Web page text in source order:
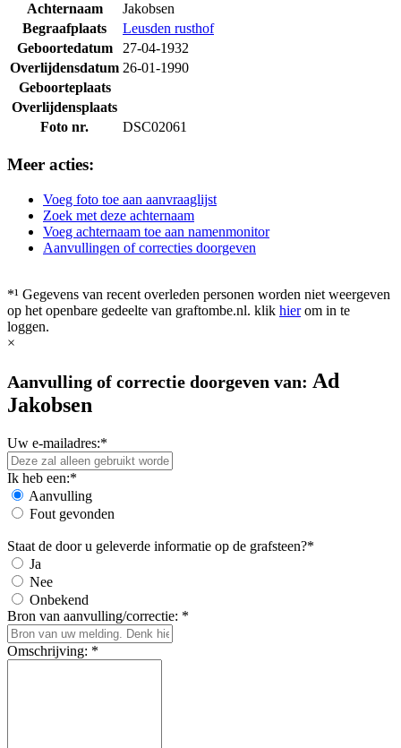
Achternaam
Jakobsen
Begraafplaats
Leusden rusthof
Geboortedatum
27-04-1932
Overlijdensdatum 26-01-1990
Geboorteplaats
Overlijdensplaats
Foto nr.
DSC02061
Meer acties:
Voeg foto toe aan aanvraaglijst
Zoek met deze achternaam
Voeg achternaam toe aan namenmonitor
Aanvullingen of correcties doorgeven
*¹ Gegevens van recent overleden personen worden niet weergeven
op het openbare gedeelte van graftombe.nl. klik hierom in te
loggen.
×
Aanvulling of correctie doorgeven van: Ad
Jakobsen
Uw e-mailadres:*
Ik heb een:*
Aanvulling
Fout gevonden
Staat de door u geleverde informatie op de grafsteen?*
Ja
Nee
Onbekend
Bron van aanvulling/correctie: *
Omschrijving: *